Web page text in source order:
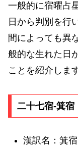
一般的に宿曜占
日から判別を行
間によっても異
般的な生れた日
ことを紹介します
二十七宿-箕宿
漢訳名：箕